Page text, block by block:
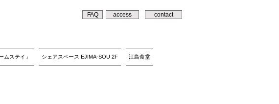
FAQ access contact
ムステイ」 シェアスペース EJIMA-SOU 2F 江島食堂